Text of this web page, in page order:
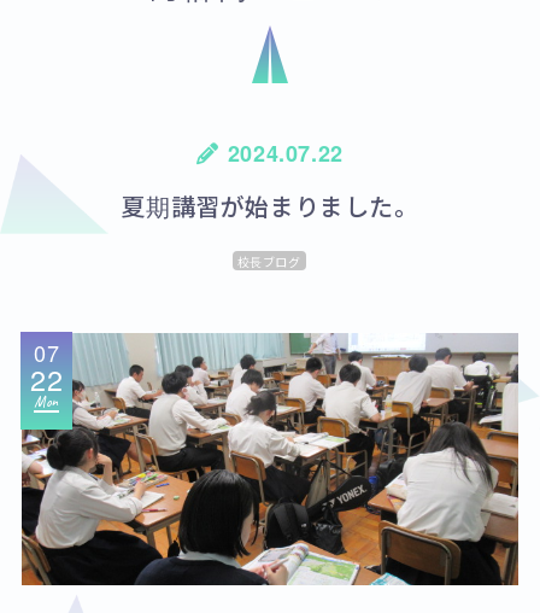
2024.07.22
夏期講習が始まりました。
校長ブログ
07
22
Mon